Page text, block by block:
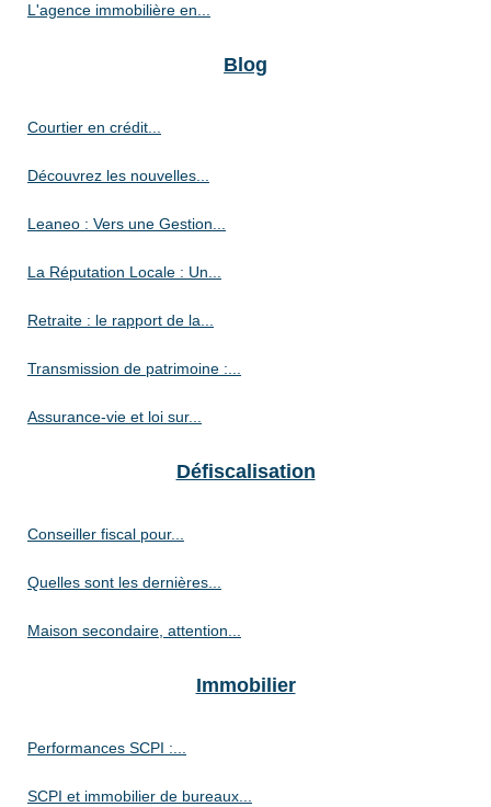
L'agence immobilière en...
Blog
Courtier en crédit...
Découvrez les nouvelles...
Leaneo : Vers une Gestion...
La Réputation Locale : Un...
Retraite : le rapport de la...
Transmission de patrimoine :...
Assurance-vie et loi sur...
Défiscalisation
Conseiller fiscal pour...
Quelles sont les dernières...
Maison secondaire, attention...
Immobilier
Performances SCPI :...
SCPI et immobilier de bureaux...